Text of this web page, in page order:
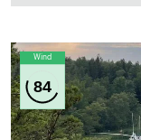
Wind
84